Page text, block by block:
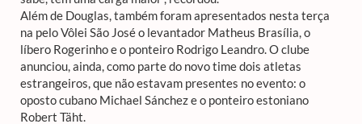
Além de Douglas, também foram apresentados nesta terça
na pelo Vôlei São José o levantador Matheus Brasília, o
líbero Rogerinho e o ponteiro Rodrigo Leandro. O clube
anunciou, ainda, como parte do novo time dois atletas
estrangeiros, que não estavam presentes no evento: o
oposto cubano Michael Sánchez e o ponteiro estoniano
Robert Täht.